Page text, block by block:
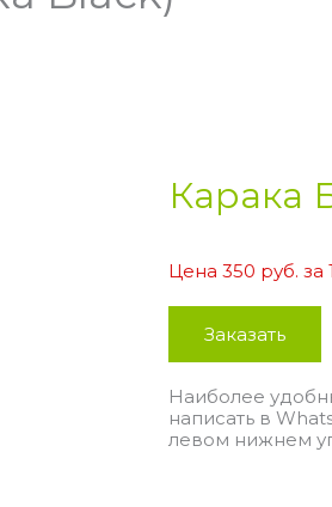
Карака
Цена 350 руб. за
Заказать
Наиболее
написать в
левом нижнем